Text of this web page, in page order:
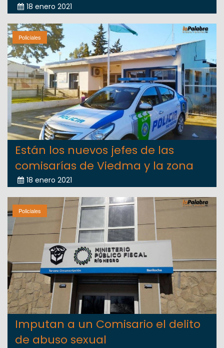
18 enero 2021
Policiales
Están los nuevos jefes de las
comisarías de Viedma y la zona
18 enero 2021
Policiales
Imputan a un Comisario el delito
de abuso sexual